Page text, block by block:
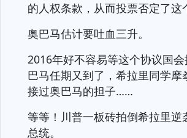
的人权条款，从而投票否定了这
奥巴马估计要吐血三升。
2016年好不容易等这个协议国
巴马任期又到了，希拉里同学摩
接过奥巴马的担子……
等等！川普一板砖拍倒希拉里逆
总统。